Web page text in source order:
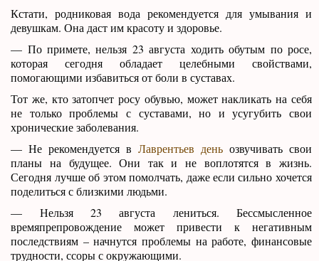
Кстати, родниковая вода рекомендуется для умывания и
девушкам. Она даст им красоту и здоровье.
— По примете, нельзя 23 августа ходить обутым по росе,
которая сегодня обладает целебными свойствами,
помогающими избавиться от боли в суставах.
Тот же, кто затопчет росу обувью, может накликать на себя
не только проблемы с суставами, но и усугубить свои
хронические заболевания.
— Не рекомендуется вЛаврентьев день озвучивать свои
планы на будущее. Они так и не воплотятся в жизнь.
Сегодня лучше об этом помолчать, даже если сильно хочется
поделиться с близкими людьми.
— Нельзя 23 августа лениться. Бессмысленное
времяпрепровождение может привести к негативным
последствиям – начнутся проблемы на работе, финансовые
трудности, ссоры с окружающими.